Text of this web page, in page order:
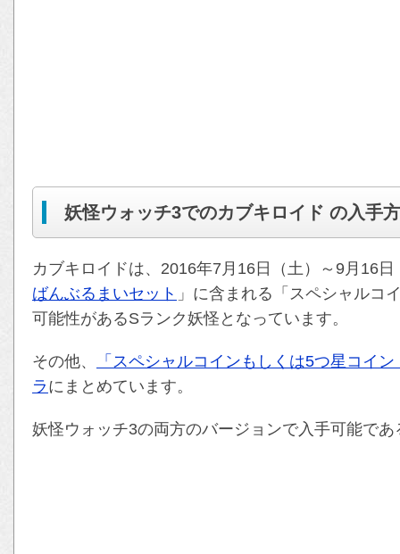
妖怪ウォッチ3でのカブキロイド の入手
カブキロイドは、2016年7月16日（土）～9月16
ばんぶるまいセット 」に含まれる「スペシャルコ
可能性があるSランク妖怪となっています。
その他、
「スペシャルコインもしくは5つ星コイ
ラ にまとめています。
妖怪ウォッチ3の両方のバージョンで入手可能で